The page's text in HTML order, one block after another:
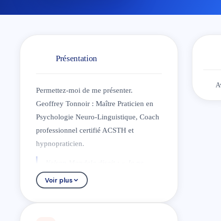
Présentation
Permettez-moi de me présenter.
Geoffrey Tonnoir : Maître Praticien en
Psychologie Neuro-Linguistique, Coach
professionnel certifié ACSTH et
hypnopraticien.
perds jamais. Soit je gagne, soit
j’apprends ».
Voir plus